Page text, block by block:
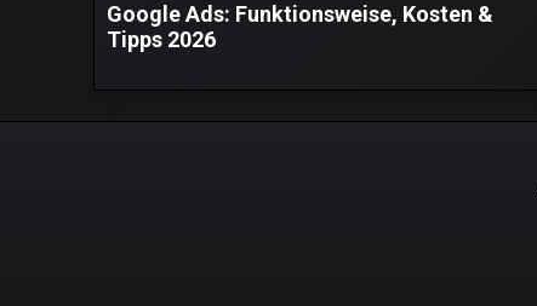
Google Ads: Funktionsweise, Kosten &
Tipps 2026